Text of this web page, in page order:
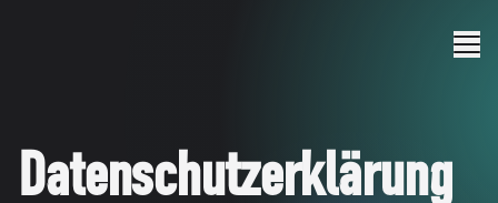
Menu
Datenschutzerklärung